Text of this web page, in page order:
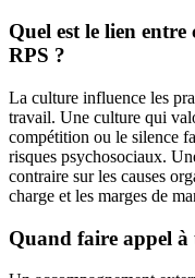
Quel est le lien
RPS ?
La culture influence les
travail. Une culture qui
compétition ou le silence
risques psychosociaux.
contraire sur les causes
charge et les marges de
Quand faire appel